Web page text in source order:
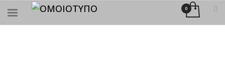
ΑΝΑΖΉΤΗΣΗ